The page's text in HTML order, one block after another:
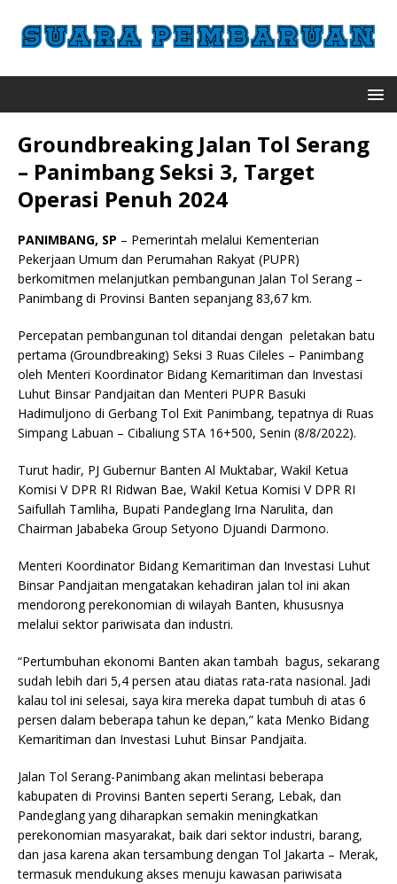
Groundbreaking Jalan Tol Serang
– Panimbang Seksi 3, Target
Operasi Penuh 2024
PANIMBANG, SP – Pemerintah melalui Kementerian
Pekerjaan Umum dan Perumahan Rakyat (PUPR)
berkomitmen melanjutkan pembangunan Jalan Tol Serang –
Panimbang di Provinsi Banten sepanjang 83,67 km.
Percepatan pembangunan tol ditandai dengan peletakan batu
pertama (Groundbreaking) Seksi 3 Ruas Cileles – Panimbang
oleh Menteri Koordinator Bidang Kemaritiman dan Investasi
Luhut Binsar Pandjaitan dan Menteri PUPR Basuki
Hadimuljono di Gerbang Tol Exit Panimbang, tepatnya di Ruas
Simpang Labuan – Cibaliung STA 16+500, Senin (8/8/2022).
Turut hadir, PJ Gubernur Banten Al Muktabar, Wakil Ketua
Komisi V DPR RI Ridwan Bae, Wakil Ketua Komisi V DPR RI
Saifullah Tamliha, Bupati Pandeglang Irna Narulita, dan
Chairman Jababeka Group Setyono Djuandi Darmono.
Menteri Koordinator Bidang Kemaritiman dan Investasi Luhut
Binsar Pandjaitan mengatakan kehadiran jalan tol ini akan
mendorong perekonomian di wilayah Banten, khususnya
melalui sektor pariwisata dan industri.
“Pertumbuhan ekonomi Banten akan tambah bagus, sekarang
sudah lebih dari 5,4 persen atau diatas rata-rata nasional. Jadi
kalau tol ini selesai, saya kira mereka dapat tumbuh di atas 6
persen dalam beberapa tahun ke depan,” kata Menko Bidang
Kemaritiman dan Investasi Luhut Binsar Pandjaita.
Jalan Tol Serang-Panimbang akan melintasi beberapa
kabupaten di Provinsi Banten seperti Serang, Lebak, dan
Pandeglang yang diharapkan semakin meningkatkan
perekonomian masyarakat, baik dari sektor industri, barang,
dan jasa karena akan tersambung dengan Tol Jakarta – Merak,
termasuk mendukung akses menuju kawasan pariwisata